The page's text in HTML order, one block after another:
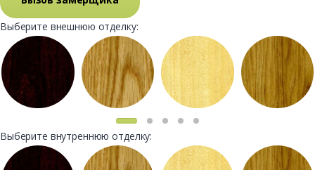
Выберите внешнюю отделку:
Выберите внутреннюю отделку: